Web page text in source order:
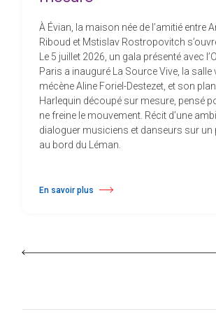
À Évian, la maison née de l’amitié entre
Riboud et Mstislav Rostropovitch
Le 5 juillet 2026, un gala présenté avec
Paris a inauguré La Source Vive, la salle
mécène Aline Foriel-Destezet, et son
Harlequin découpé sur mesure, pensé
ne freine le mouvement. Récit d’une
dialoguer musiciens et danseurs sur un
au bord du Léman.
En savoir plus
à propos À Évian, Les Mélèzes s’ouvrent à